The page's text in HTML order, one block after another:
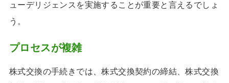
ューデリジェンスを実施することが重要と言えるでしょ
う。
プロセスが複雑
株式交換の手続きでは、株式交換契約の締結、株式交換